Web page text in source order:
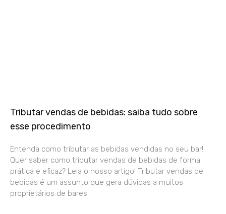
Tributar vendas de bebidas: saiba tudo sobre
esse procedimento
Entenda como tributar as bebidas vendidas no seu bar!
Quer saber como tributar vendas de bebidas de forma
prática e eficaz? Leia o nosso artigo! Tributar vendas de
bebidas é um assunto que gera dúvidas a muitos
proprietários de bares